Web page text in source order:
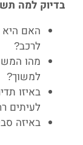
בדיוק למה
האם היא
לרכב?
מהו
למשוך?
באיזו
לעיתים
באיזה